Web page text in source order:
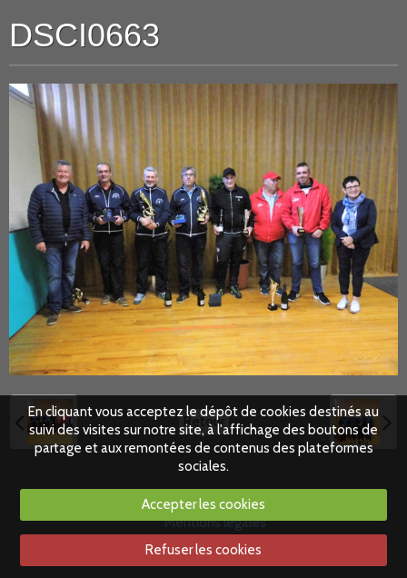
DSCI0663
Retour
Mentions légales
En cliquant vous acceptez le dépôt de cookies destinés au
suivi des visites sur notre site, à l'affichage des boutons de
partage et aux remontées de contenus des plateformes
sociales.
Accepter les cookies
Refuser les cookies